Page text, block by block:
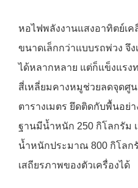
หอไฟพลังงานแสงอาทิตย์เ
ขนาดเล็กกว่าแบบรถพ่วง จึ
ได้หลากหลาย แต่ก็แข็งแรง
สี่เหลี่ยมคางหมูช่วยลดจุดศู
ตารางเมตร ยึดติดกับพื้นอย่
ฐานมีน้ำหนัก 250 กิโลกรัม
น้ำหนักประมาณ 800 กิโลก
เสถียรภาพของตัวเครื่องได้